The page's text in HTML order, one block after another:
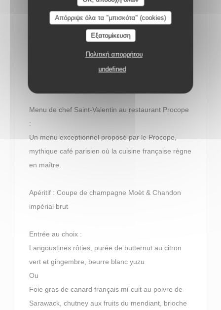
Απόρριψε όλα τα "μπισκότα" (cookies)
Εξατομίκευση
Πολιτική απορρήτου
undefined
amoureux est l’occasion rêvée de voir les choses en
grand. Pour émerveiller les palais, les chefs misent
donc sur des produits d’exception et proposent des
menus raffinés dès 70 €. Avec la possibilité
d’accorder chaque plat à un vin ou un champagne
Menu de chef Saint-Valentin au restaurant Procope
:
Un menu exceptionnel proposé par le Procope,
mythique café parisien où la cuisine française règne
en maître.
Apéritif : Coupe de champagne Moët & Chandon
impérial brut
Entrée au choix :
Langoustines rôties, purée de butternut au citron
vert et gingembre, beurre blanc yuzu
Ou
Foie gras de canard français mi-cuit au poivre de
Sarawack, chutney aux fruits du mendiant, brioche